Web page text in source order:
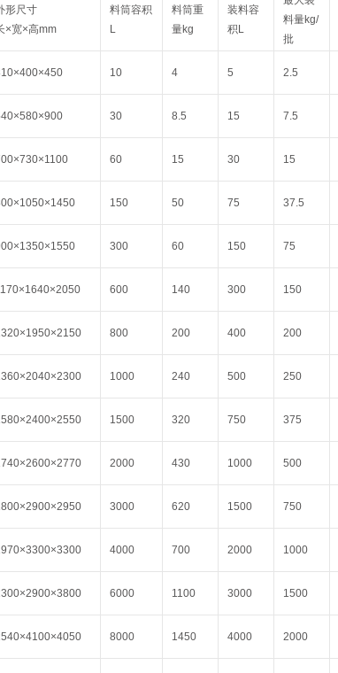
形尺寸
×宽×高mm
料筒容积
L
料筒重
量kg
装料容
积L
料量kg/
批
10 4 5 2.5
30 8.5 15 7.5
60 15 30 15
150 50 75 37.5
300 60 150 75
600 140 300 150
800 200 400 200
1000 240 500 250
1500 320 750 375
2000 430 1000 500
3000 620 1500 750
4000 700 2000 1000
6000 1100 3000 1500
8000 1450 4000 2000